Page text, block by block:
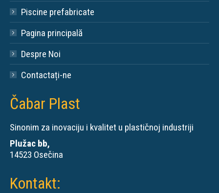
Piscine prefabricate
Pagina principală
Despre Noi
Contactați-ne
Čabar Plast
Sinonim za inovaciju i kvalitet u plastičnoj industriji
Plužac bb,
14523 Osečina
Kontakt: